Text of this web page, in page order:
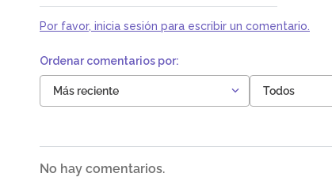
Por favor, inicia sesión para escribir un comentario.
Más reciente Todos
No hay comentarios.